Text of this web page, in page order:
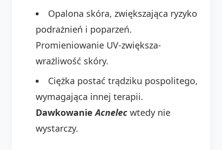
Opalona skóra, zwiększająca ryzyko
podrażnień i poparzeń.
Promieniowanie UV-zwiększa-
wrażliwość skóry.
Ciężka postać trądziku pospolitego,
wymagająca innej terapii.
DawkowanieAcnelec wtedy nie
wystarczy.